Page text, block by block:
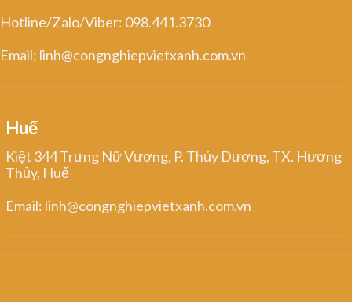
Hotline/Zalo/Viber: 098.441.3730
Email: linh@congnghiepvietxanh.com.vn
Huế
Kiệt 344 Trưng Nữ Vương, P. Thủy Dương, TX. Hương
Thủy, Huế
Email: linh@congnghiepvietxanh.com.vn